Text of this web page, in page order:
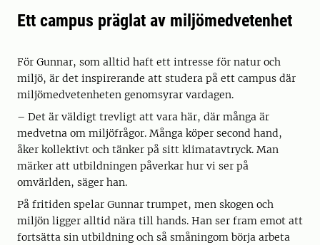
Ett campus präglat av miljömedvetenhet
För Gunnar, som alltid haft ett intresse för natur och
miljö, är det inspirerande att studera på ett campus där
miljömedvetenheten genomsyrar vardagen.
– Det är väldigt trevligt att vara här, där många är
medvetna om miljöfrågor. Många köper second hand,
åker kollektivt och tänker på sitt klimatavtryck. Man
märker att utbildningen påverkar hur vi ser på
omvärlden, säger han.
På fritiden spelar Gunnar trumpet, men skogen och
miljön ligger alltid nära till hands. Han ser fram emot att
fortsätta sin utbildning och så småningom börja arbeta